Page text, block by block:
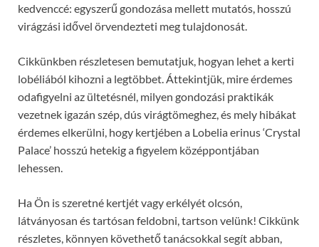
kedvenccé: egyszerű gondozása mellett mutatós, hosszú
virágzási idővel örvendezteti meg tulajdonosát.
Cikkünkben részletesen bemutatjuk, hogyan lehet a kerti
lobéliából kihozni a legtöbbet. Áttekintjük, mire érdemes
odafigyelni az ültetésnél, milyen gondozási praktikák
vezetnek igazán szép, dús virágtömeghez, és mely hibákat
érdemes elkerülni, hogy kertjében a Lobelia erinus ‘Crystal
Palace’ hosszú hetekig a figyelem középpontjában
lehessen.
Ha Ön is szeretné kertjét vagy erkélyét olcsón,
látványosan és tartósan feldobni, tartson velünk! Cikkünk
részletes, könnyen követhető tanácsokkal segít abban,